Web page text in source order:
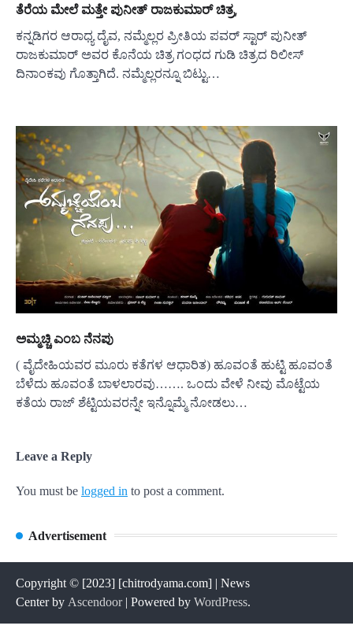
ತೆರೆಯ ಮೇಲೆ ಮತ್ತೇ ಪುನೀತ್ ರಾಜಕುಮಾರ್ ಚಿತ್ರ,
ಕನ್ನಡಿಗರ ಆರಾಧ್ಯ ದೈವ, ನಮ್ಮೆಲ್ಲರ ಪ್ರೀತಿಯ ಪವರ್ ಸ್ಟಾರ್ ಪುನೀತ್
ರಾಜಕುಮಾರ್ ಅವರ ಕೊನೆಯ ಚಿತ್ರ ಗಂಧದ ಗುಡಿ ಚಿತ್ರದ ರಿಲೀಸ್
ದಿನಾಂಕವು ಗೊತ್ತಾಗಿದೆ. ನಮ್ಮೆಲ್ಲರನ್ನೂ ಬಿಟ್ಟು…
ಅಮ್ಮಚ್ಚಿ ಎಂಬ ನೆನಪು
( ವೈದೇಹಿಯವರ ಮೂರು ಕತೆಗಳ ಆಧಾರಿತ) ಹೂವಂತೆ ಹುಟ್ಟಿ ಹೂವಂತೆ
ಬೆಳೆದು ಹೂವಂತೆ ಬಾಳಲಾರವು……. ಒಂದು ವೇಳೆ ನೀವು ಮೊಟ್ಟೆಯ
ಕತೆಯ ರಾಜ್ ಶೆಟ್ಟಿಯವರನ್ನೇ ಇನ್ನೊಮ್ಮೆ ನೋಡಲು…
Leave a Reply
You must be logged in to post a comment.
Advertisement
Copyright © [2023] [chitrodyama.com] | News
Center by Ascendoor| Powered by WordPress.